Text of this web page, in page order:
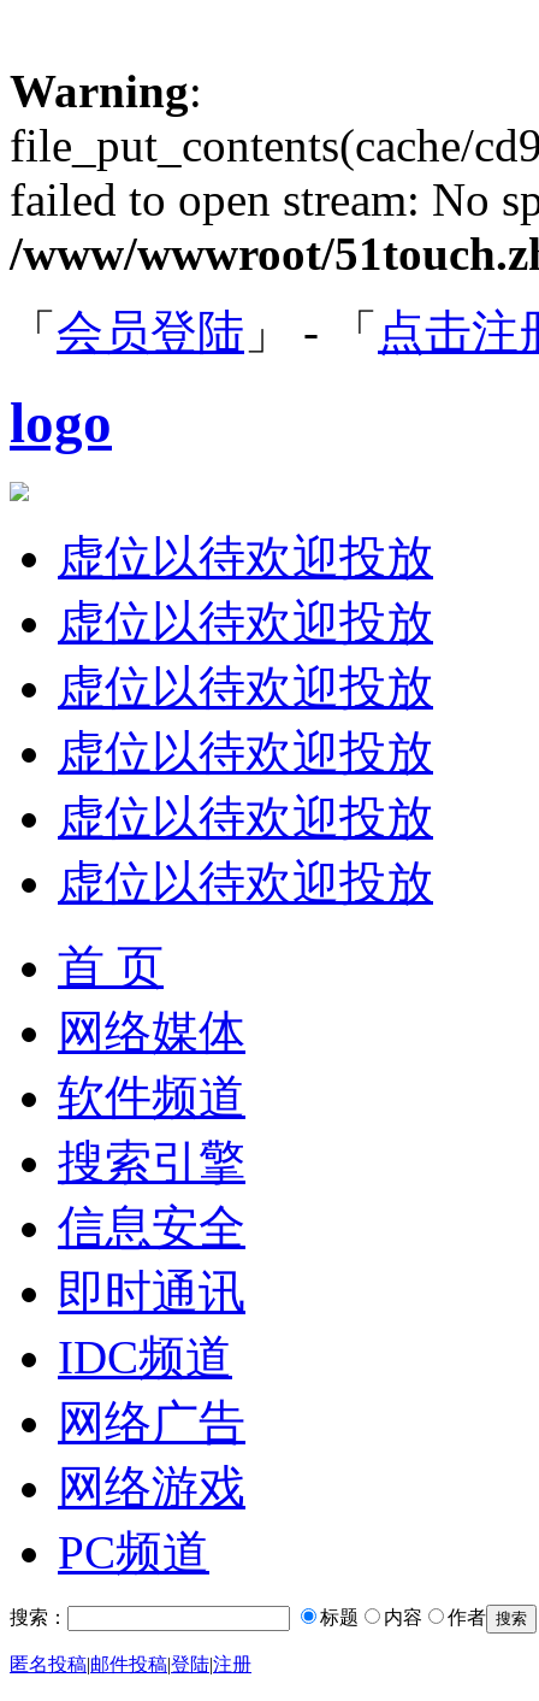
Warning:
file_put_contents(cache/
failed to open stream: No
/www/wwwroot/
「 会员登陆 」 - 「 点击注
logo
虚位以待欢迎投放
虚位以待欢迎投放
虚位以待欢迎投放
虚位以待欢迎投放
虚位以待欢迎投放
虚位以待欢迎投放
首 页
网络媒体
软件频道
搜索引擎
信息安全
即时通讯
IDC频道
网络广告
网络游戏
PC频道
搜索： 标题 内容 作者
匿名投稿|邮件投稿|登陆|注册